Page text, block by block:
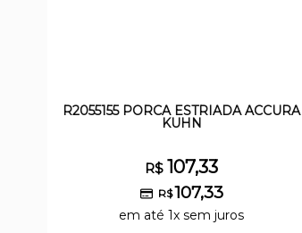
R2055155 PORCA ESTRIADA ACCURA
KUHN
R$ 107,33
R$107,33
em até 1x sem juros